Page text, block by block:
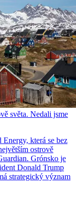
světa. Nedali jsme
která se bez
ostrově
Grónsko je
Donald Trump
strategický význam